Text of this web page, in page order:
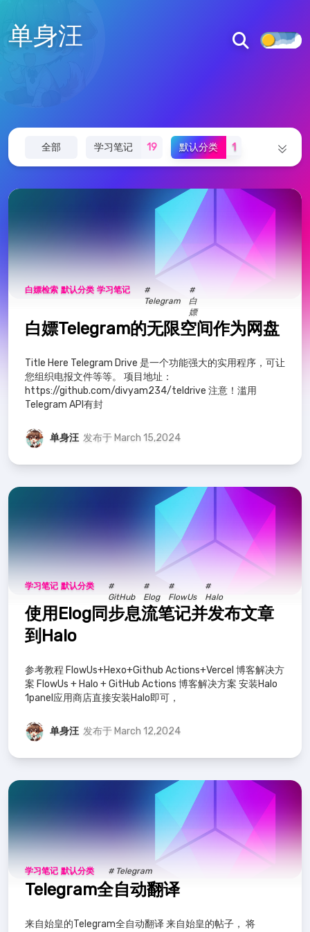
单身汪
全部 学习笔记 19 默认分类 1
白嫖检索 12
白嫖检索 默认分类 学习笔记
#
Telegram
#
白
嫖
白嫖Telegram的无限空间作为网盘
Title Here Telegram Drive 是一个功能强大的实用程序，可让
您组织电报文件等等。 项目地址：
https://github.com/divyam234/teldrive 注意！滥用
Telegram API有封
单身汪 发布于 March 15,2024
学习笔记 默认分类
#
GitHub
#
Elog
#
FlowUs
#
Halo
使用Elog同步息流笔记并发布文章
到Halo
参考教程 FlowUs+Hexo+Github Actions+Vercel 博客解决方
案 FlowUs + Halo + GitHub Actions 博客解决方案 安装Halo
1panel应用商店直接安装Halo即可，
单身汪 发布于 March 12,2024
学习笔记 默认分类 # Telegram
Telegram全自动翻译
来自始皇的Telegram全自动翻译 来自始皇的帖子， 将